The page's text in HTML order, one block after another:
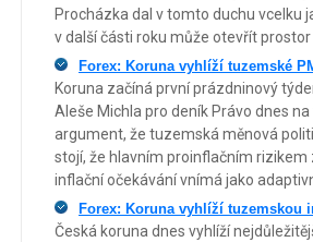
Procházka dal v tomto duchu vcelku
v další části roku může otevřít
Forex: Koruna vyhlíží tuzemské
Koruna začíná první prázdninový
Aleše Michla pro deník Právo dnes
argument, že tuzemská měnová
stojí, že hlavním proinflačním
inflační očekávání vnímá jako
Forex: Koruna vyhlíží tuzemskou
Česká koruna dnes vyhlíží